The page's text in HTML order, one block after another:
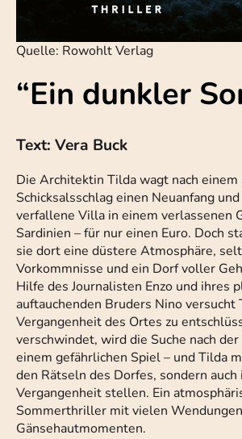
Quelle: Rowohlt Verlag
“Ein dunkler
Text: Vera Buck
Die Architektin Tilda wagt nach einem
Schicksalsschlag einen Neuanfang
verfallene Villa in einem verlassenen
Sardinien – für nur einen Euro. Doch
sie dort eine düstere Atmosphäre,
Vorkommnisse und ein Dorf voller
Hilfe des Journalisten Enzo und ihres
auftauchenden Bruders Nino versucht
Vergangenheit des Ortes zu
verschwindet, wird die Suche nach
einem gefährlichen Spiel – und Tilda
den Rätseln des Dorfes, sondern
Vergangenheit stellen. Ein
Sommerthriller mit vielen
Gänsehautmomenten.